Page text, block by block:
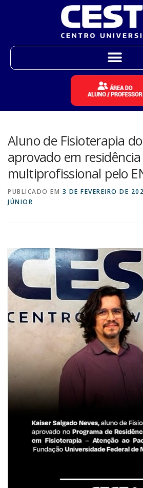
Aluno de Fisioterapia do
aprovado em residência
multiprofissional pelo
PUBLICADO EM 3 DE FEVEREIRO DE
JÚNIOR